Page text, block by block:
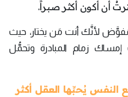
أن أكون أكثر صبراً.
لأنَّك أنت مَن يختار، حيث
إمساك زمام المبادرة وتحمُّل
النفس يُحبِّها العقل أكثر